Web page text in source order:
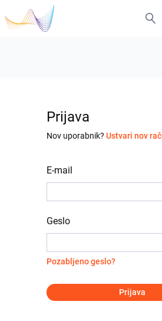
Prijava
Nov uporabnik? Ustvari nov
E-mail
Geslo
Pozabljeno geslo?
Prijava